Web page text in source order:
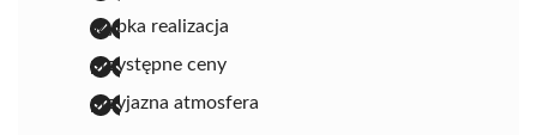
szybka realizacja
przystępne ceny
przyjazna atmosfera